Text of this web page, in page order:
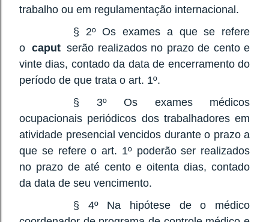
trabalho ou em regulamentação internacional.
§ 2º Os exames a que se refere
o caput serão realizados no prazo de cento e
vinte dias, contado da data de encerramento do
período de que trata o art. 1º.
§ 3º Os exames médicos
ocupacionais periódicos dos trabalhadores em
atividade presencial vencidos durante o prazo a
que se refere o art. 1º poderão ser realizados
no prazo de até cento e oitenta dias, contado
da data de seu vencimento.
§ 4º Na hipótese de o médico